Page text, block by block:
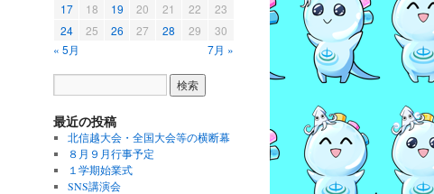
17
18 19 20 21 22
23
24
25 26 27 28 29
30
« 5月
7月 »
最近の投稿
北信越大会・全国大会等の横断幕
８月９月行事予定
１学期始業式
SNS講演会